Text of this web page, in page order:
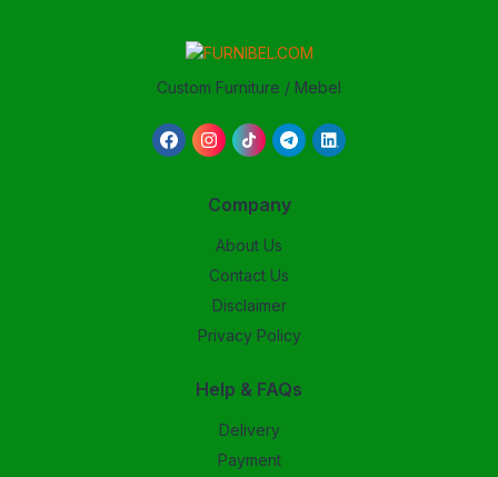
Custom Furniture / Mebel
Company
About Us
Contact Us
Disclaimer
Privacy Policy
Help & FAQs
Delivery
Payment